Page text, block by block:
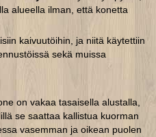
alueella ilman, että konetta
kaivuutöihin, ja niitä käytettiin
sekä muissa
on vakaa tasaisella alustalla,
se saattaa kallistua kuorman
vasemman ja oikean puolen